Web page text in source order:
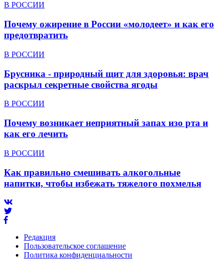
В РОССИИ
Почему ожирение в России «молодеет» и как его
предотвратить
В РОССИИ
Брусника - природный щит для здоровья: врач
раскрыл секретные свойства ягоды
В РОССИИ
Почему возникает неприятный запах изо рта и
как его лечить
В РОССИИ
Как правильно смешивать алкогольные
напитки, чтобы избежать тяжелого похмелья
Редакция
Пользовательское соглашение
Политика конфиденциальности